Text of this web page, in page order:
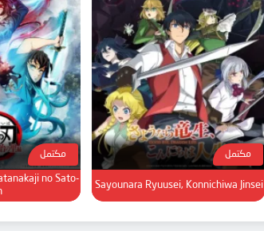
مكتمل
Sayounara Ryuusei, Konnichiwa Jinsei
مكتمل
no Sato-